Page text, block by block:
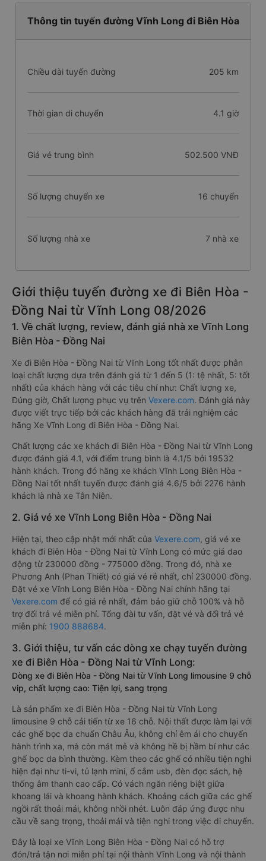
Thông tin tuyến đường Vĩnh Long đi Biên Hòa
Chiều dài tuyến đường 205 km
Thời gian di chuyển 4.1 giờ
Giá vé trung bình 502.500 VNĐ
Số lượng chuyến xe 16 chuyến
Số lượng nhà xe 7 nhà xe
Giới thiệu tuyến đường xe đi Biên Hòa -
Đồng Nai từ Vĩnh Long 08/2026
1. Về chất lượng, review, đánh giá nhà xe Vĩnh Long
Biên Hòa - Đồng Nai
Xe đi Biên Hòa - Đồng Nai từ Vĩnh Long tốt nhất được phân
loại chất lượng dựa trên đánh giá từ 1 đến 5 (1: tệ nhất, 5: tốt
nhất) của khách hàng với các tiêu chí như: Chất lượng xe,
Đúng giờ, Chất lượng phục vụ trên Vexere.com. Đánh giá này
được viết trực tiếp bởi các khách hàng đã trải nghiệm các
hãng Xe Vĩnh Long đi Biên Hòa - Đồng Nai.
Chất lượng các xe khách đi Biên Hòa - Đồng Nai từ Vĩnh Long
được đánh giá 4.1, với điểm trung bình là 4.1/5 bởi 19532
hành khách. Trong đó hãng xe khách Vĩnh Long Biên Hòa -
Đồng Nai tốt nhất tuyến được đánh giá 4.6/5 bởi 2276 hành
khách là nhà xe Tân Niên.
2. Giá vé xe Vĩnh Long Biên Hòa - Đồng Nai
Hiện tại, theo cập nhật mới nhất của Vexere.com, giá vé xe
khách đi Biên Hòa - Đồng Nai từ Vĩnh Long có mức giá dao
động từ 230000 đồng - 775000 đồng. Trong đó, nhà xe
Phương Anh (Phan Thiết) có giá vé rẻ nhất, chỉ 230000 đồng.
Đặt vé xe Vĩnh Long Biên Hòa - Đồng Nai chính hãng tại
Vexere.com để có giá rẻ nhất, đảm bảo giữ chỗ 100% và hỗ
trợ đổi trả vé miễn phí. Tổng đài tư vấn, đặt vé và đổi trả vé
miễn phí: 1900 888684.
3. Giới thiệu, tư vấn các dòng xe chạy tuyến đường
xe đi Biên Hòa - Đồng Nai từ Vĩnh Long:
Dòng xe đi Biên Hòa - Đồng Nai từ Vĩnh Long limousine 9 chỗ
vip, chất lượng cao: Tiện lợi, sang trọng
Là sản phẩm xe đi Biên Hòa - Đồng Nai từ Vĩnh Long
limousine 9 chỗ cải tiến từ xe 16 chỗ. Nội thất được làm lại với
các ghế bọc da chuẩn Châu Âu, không chỉ êm ái cho chuyến
hành trình xa, mà còn mát mẻ và không hề bị hầm bí như các
ghế bọc da bình thường. Kèm theo các ghế có nhiều tiện nghi
hiện đại như ti-vi, tủ lạnh mini, ổ cắm usb, đèn đọc sách, hệ
thống âm thanh cao cấp. Có vách ngăn riêng biệt giữa
khoang lái và khoang hành khách. Khoảng cách giữa các ghế
ngồi rất thoải mái, không nhồi nhét. Luôn đáp ứng được nhu
cầu về sang trọng, thoải mái và tiện nghi trong việc di chuyển.
Đây là loại xe Vĩnh Long Biên Hòa - Đồng Nai có hỗ trợ
đón/trả tận nơi miễn phí tại nội thành Vĩnh Long và nội thành